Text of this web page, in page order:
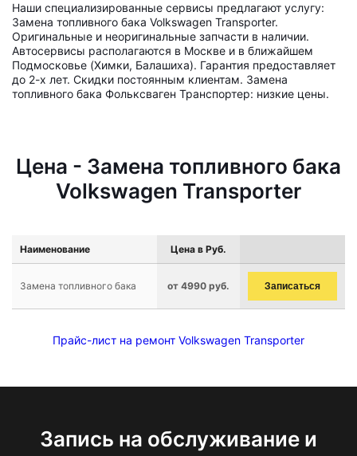
Наши специализированные сервисы предлагают услугу:
Замена топливного бака Volkswagen Transporter.
Оригинальные и неоригинальные запчасти в наличии.
Автосервисы располагаются в Москве и в ближайшем
Подмосковье (Химки, Балашиха). Гарантия предоставляет
до 2-х лет. Скидки постоянным клиентам. Замена
топливного бака Фольксваген Транспортер: низкие цены.
Цена - Замена топливного бака
Volkswagen Transporter
Наименование Цена в Руб.
Замена топливного бака от 4990 руб. Записаться
Прайс-лист на ремонт Volkswagen Transporter
Запись на обслуживание и